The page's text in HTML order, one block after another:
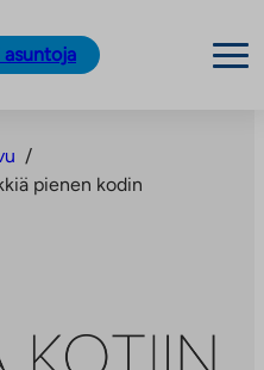
asuntoja
/
pienen kodin